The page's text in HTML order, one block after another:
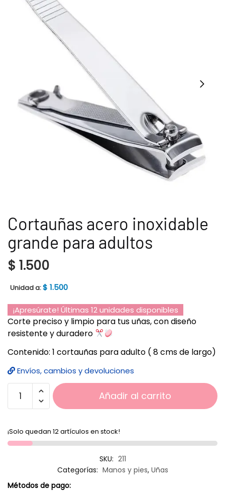
Cortauñas acero inoxidable
grande para adultos
$ 1.500
Unidad a:$ 1.500
¡Apresúrate! Últimas 12 unidades disponibles
Corte preciso y limpio para tus uñas, con diseño
resistente y duradero
Contenido: 1 cortauñas para adulto ( 8 cms de largo)
Envíos, cambios y devoluciones
Añadir al carrito
¡Solo quedan 12 artículos en stock!
SKU: 211
Categorías: Manos y pies, Uñas
Métodos de pago: